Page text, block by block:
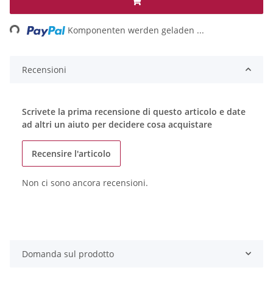
Komponenten werden geladen ...
Recensioni
Scrivete la prima recensione di questo articolo e date
ad altri un aiuto per decidere cosa acquistare
Recensire l'articolo
Non ci sono ancora recensioni.
Domanda sul prodotto